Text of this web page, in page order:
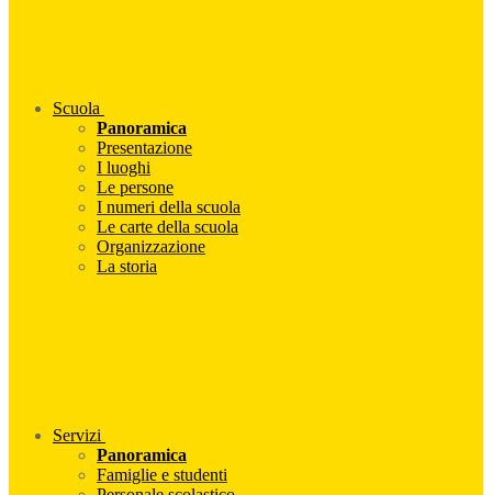
Scuola
Panoramica
Presentazione
I luoghi
Le persone
I numeri della scuola
Le carte della scuola
Organizzazione
La storia
Servizi
Panoramica
Famiglie e studenti